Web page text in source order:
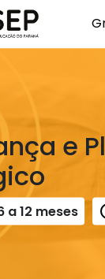
e
a 12 meses